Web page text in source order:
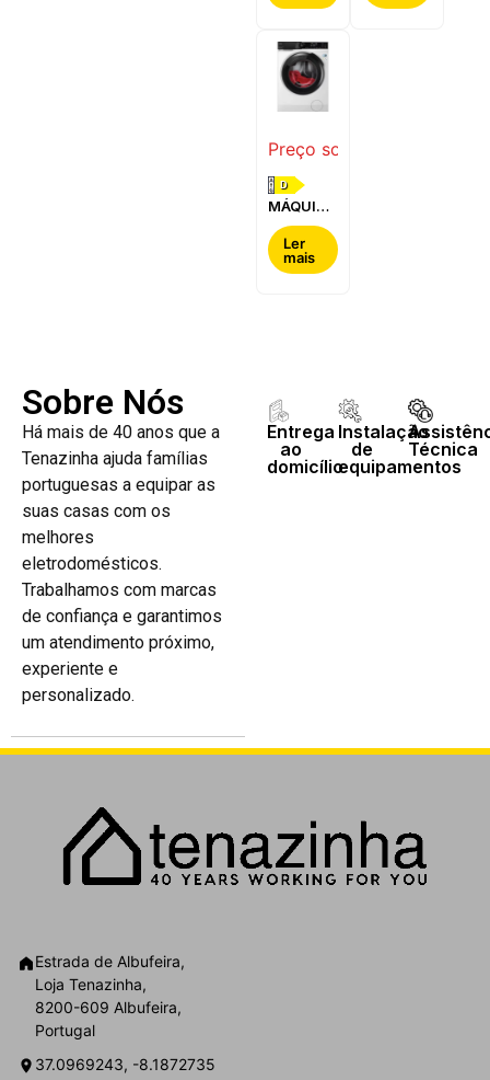
Preço sob consulta
D
MÁQUINA
DE LAVAR
E SECAR
ROUPA
AEG -
Ler
mais
Sobre Nós
Há mais de 40 anos que a
Tenazinha ajuda famílias
portuguesas a equipar as
suas casas com os
melhores
eletrodomésticos.
Trabalhamos com marcas
de confiança e garantimos
um atendimento próximo,
experiente e
personalizado.
Entrega
ao
domicílio
Instalação
de
equipamentos
Técnica
Estrada de Albufeira,
Loja Tenazinha,
8200-609 Albufeira,
Portugal
37.0969243, -8.1872735